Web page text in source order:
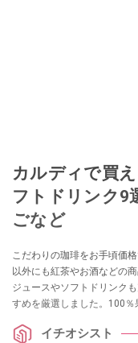
カルディで買
フトドリンク9
ごなど
こだわりの珈琲をお手頃価
以外にも紅茶やお酒などの
ジュースやソフトドリンク
すめを厳選しました。100％
情報もお届けします！ ぜひ
イチオシスト